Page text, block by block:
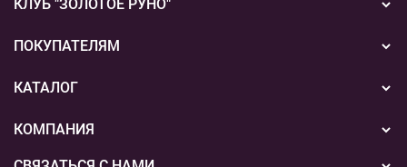
КЛУБ "ЗОЛОТОЕ РУНО"
Новости
Акции
ПОКУПАТЕЛЯМ
Бонусная система
Подарочные сертификаты
Способы оплаты
КАТАЛОГ
Вышивка
КОМПАНИЯ